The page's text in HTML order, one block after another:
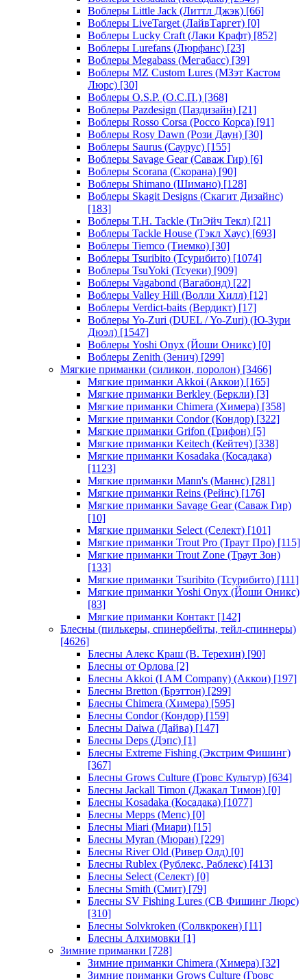
Воблеры Little Jack (Литтл Джэк) [66]
Воблеры LiveTarget (ЛайвТаргет) [0]
Воблеры Lucky Craft (Лаки Крафт) [852]
Воблеры Lurefans (Люрфанс) [23]
Воблеры Megabass (Мегабасс) [39]
Воблеры MZ Custom Lures (МЗэт Кастом
Люрс) [30]
Воблеры O.S.P. (О.С.П.) [368]
Воблеры Pazdesign (Паздизайн) [21]
Воблеры Rosso Corsa (Россо Корса) [91]
Воблеры Rosy Dawn (Рози Даун) [30]
Воблеры Saurus (Саурус) [155]
Воблеры Savage Gear (Саваж Гир) [6]
Воблеры Scorana (Скорана) [90]
Воблеры Shimano (Шимано) [128]
Воблеры Skagit Designs (Скагит Дизайнс)
[183]
Воблеры T.H. Tackle (ТиЭйч Текл) [21]
Воблеры Tackle House (Тэкл Хаус) [693]
Воблеры Tiemco (Тиемко) [30]
Воблеры Tsuribito (Тсурибито) [1074]
Воблеры TsuYoki (Тсуеки) [909]
Воблеры Vagabond (Вагабонд) [22]
Воблеры Valley Hill (Волли Хилл) [12]
Воблеры Verdict-baits (Вердикт) [17]
Воблеры Yo-Zuri (DUEL / Yo-Zuri) (Ю-Зури
Дюэл) [1547]
Воблеры Yoshi Onyx (Йоши Оникс) [0]
Воблеры Zenith (Зенич) [299]
Мягкие приманки (силикон, поролон) [3466]
Мягкие приманки Akkoi (Аккои) [165]
Мягкие приманки Berkley (Беркли) [3]
Мягкие приманки Chimera (Химера) [358]
Мягкие приманки Condor (Кондор) [322]
Мягкие приманки Grifon (Грифон) [5]
Мягкие приманки Keitech (Кейтеч) [338]
Мягкие приманки Kosadaka (Косадака)
[1123]
Мягкие приманки Mann's (Маннс) [281]
Мягкие приманки Reins (Рейнс) [176]
Мягкие приманки Savage Gear (Саваж Гир)
[10]
Мягкие приманки Select (Селект) [101]
Мягкие приманки Trout Pro (Траут Про) [115]
Мягкие приманки Trout Zone (Траут Зон)
[133]
Мягкие приманки Tsuribito (Тсурибито) [111]
Мягкие приманки Yoshi Onyx (Йоши Оникс)
[83]
Мягкие приманки Контакт [142]
Блесны (пилькеры, спинербейты, тейл-спиннеры)
[4626]
Блесны Алекс Краш (В. Терехин) [90]
Блесны от Орлова [2]
Блесны Akkoi (I AM Company) (Аккои) [197]
Блесны Bretton (Брэттон) [299]
Блесны Chimera (Химера) [595]
Блесны Condor (Кондор) [159]
Блесны Daiwa (Дайва) [147]
Блесны Deps (Дэпс) [1]
Блесны Extreme Fishing (Экстрим Фишинг)
[367]
Блесны Grows Culture (Гровс Культур) [634]
Блесны Jackall Timon (Джакал Тимон) [0]
Блесны Kosadaka (Косадака) [1077]
Блесны Mepps (Мепс) [0]
Блесны Miari (Миари) [15]
Блесны Myran (Мюран) [229]
Блесны River Old (Ривер Олд) [0]
Блесны Rublex (Рублекс, Раблекс) [413]
Блесны Select (Селект) [0]
Блесны Smith (Смит) [79]
Блесны SV Fishing Lures (СВ Фишинг Люрс)
[310]
Блесны Solvkroken (Солвкрокен) [11]
Блесны Алхимовки [1]
Зимние приманки [728]
Зимние приманки Chimera (Химера) [32]
Зимние приманки Grows Culture (Гровс